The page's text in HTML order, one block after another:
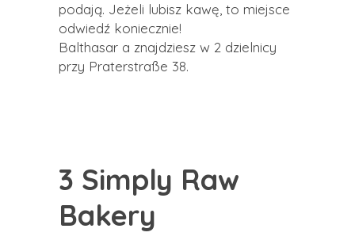
podają. Jeżeli lubisz kawę, to miejsce
odwiedź koniecznie!
Balthasar a znajdziesz w 2 dzielnicy
przy Praterstraße 38.
3 Simply Raw
Bakery